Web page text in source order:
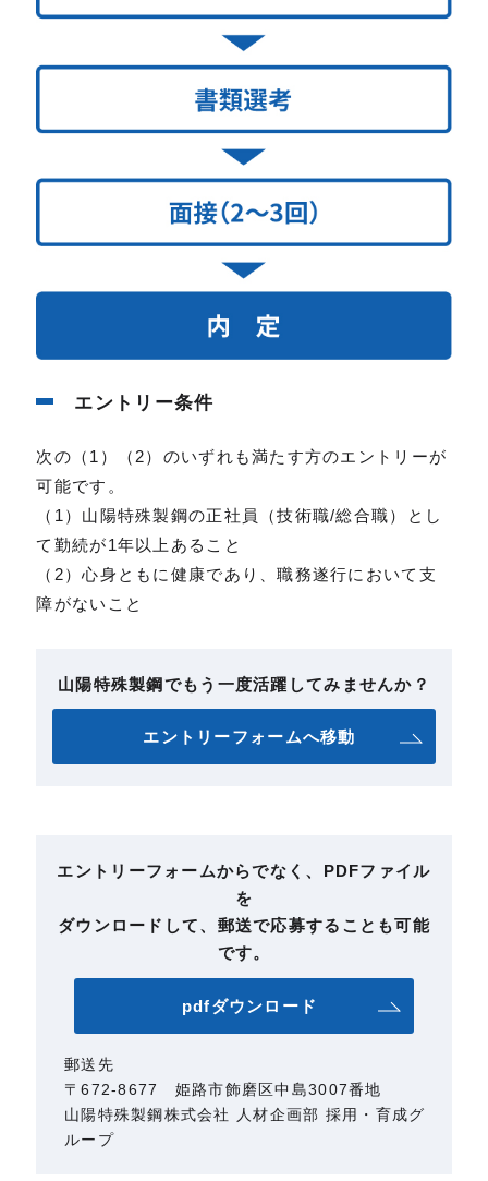
エントリー条件
次の（1）（2）のいずれも満たす方のエントリーが
可能です。
（1）山陽特殊製鋼の正社員（技術職/総合職）とし
て勤続が1年以上あること
（2）心身ともに健康であり、職務遂行において支
障がないこと
山陽特殊製鋼でもう一度活躍してみませんか？
エントリーフォームへ移動
エントリーフォームからでなく、PDFファイル
を
ダウンロードして、郵送で応募することも可能
です。
pdfダウンロード
郵送先
〒672-8677 姫路市飾磨区中島3007番地
山陽特殊製鋼株式会社 人材企画部 採用・育成グ
ループ